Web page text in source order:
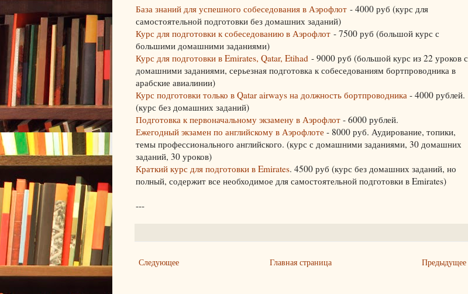
База знаний для успешного собеседования в Аэрофлот - 4000 руб (курс для
самостоятельной подготовки без домашних заданий)
Курс для подготовки к собеседованию в Аэрофлот - 7500 руб (большой курс с
большими домашними заданиями)
Курс для подготовки в Emirates, Qatar, Etihad - 9000 руб (большой курс из 22 уроков с
домашними заданиями, серьезная подготовка к собеседованиям бортпроводника в
арабские авиалинии)
Курс подготовки только в Qatar airways на должность бортпроводника - 4000 рублей.
(курс без домашних заданий)
Подготовка к первоначальному экзамену в Аэрофлот - 6000 рублей.
Ежегодный экзамен по английскому в Аэрофлоте - 8000 руб. Аудирование, топики,
темы профессионального английского. (курс с домашними заданиями, 30 домашних
заданий, 30 уроков)
Краткий курс для подготовки в Emirates. 4500 руб (курс без домашних заданий, но
полный, содержит все необходимое для самостоятельной подготовки в Emirates)
---
Следующее Предыдущее
Главная страница